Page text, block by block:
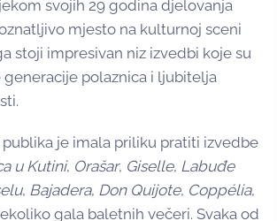
svojih 29 godina djelovanja
mjesto na kulturnoj sceni
stoji impresivan niz izvedbi koje su
polaznica i ljubitelja
je imala priliku pratiti izvedbe
u Kutini, Orašar, Giselle, Labuđe
, Bajadera, Don Quijote, Coppélia,
gala baletnih večeri. Svaka od